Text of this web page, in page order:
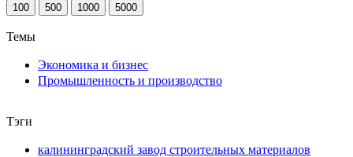
100 500 1000 5000
Темы
Экономика и бизнес
Промышленность и производство
Тэги
калининградский завод строительных материалов